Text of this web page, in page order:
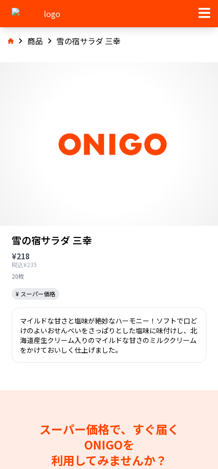
商品 雪の宿サラダ 三幸
雪の宿サラダ 三幸
¥218
税込¥235
20枚
¥ スーパー価格
マイルドな甘さと塩味が絶妙なハーモニー！ソフトで口ど
けのよいおせんべいをさっぱりとした塩味に味付けし、北
海道産生クリーム入りのマイルドな甘さのミルククリーム
をかけておいしく仕上げました。
スーパー価格で、すぐ届く
ONIGOを
利用してみませんか？